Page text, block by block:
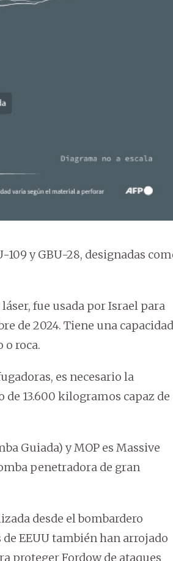
y GBU-28, designadas
fue usada por Israel para
de 2024. Tiene una capacidad
o roca.
es necesario la
13.600 kilogramos capaz de
Guiada) y MOP es Massive
penetradora de gran
desde el bombardero
EEUU también han arrojado
proteger Fordow de ataques